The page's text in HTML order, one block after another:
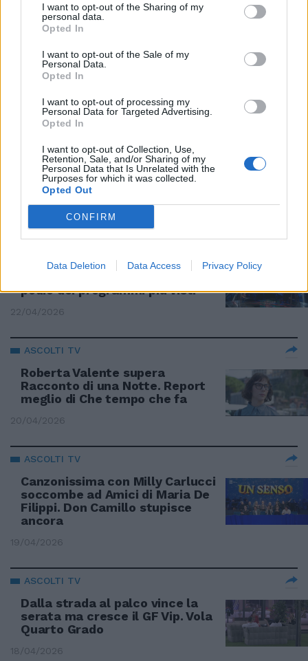
I want to opt-out of the Sharing of my
personal data.
Opted In
I want to opt-out of the Sale of my
Personal Data.
Opted In
I want to opt-out of processing my
Personal Data for Targeted Advertising.
Opted In
I want to opt-out of Collection, Use,
Retention, Sale, and/or Sharing of my
Personal Data that Is Unrelated with the
Purposes for which it was collected.
Opted Out
CONFIRM
Data Deletion Data Access Privacy Policy
ASCOLTI TV
Fruit. Ore 14 Sera leader
dell'approfondimento
Alberto Angela con Ulisse vince
la serata. Male I Cesaroni,
Quarta Repubblica vola
19/05/2026
ASCOLTI TV
Inter-Como domina la serata e
podio dei programmi più visti
22/04/2026
ASCOLTI TV
Roberta Valente supera
Racconto di una Notte. Report
meglio di Che tempo che fa
20/04/2026
ASCOLTI TV
Canzonissima con Milly Carlucci
soccombe ad Amici di Maria De
Filippi. Don Camillo stupisce
ancora
19/04/2026
ASCOLTI TV
Dalla strada al palco vince la
serata ma cresce il GF Vip. Vola
Quarto Grado
18/04/2026